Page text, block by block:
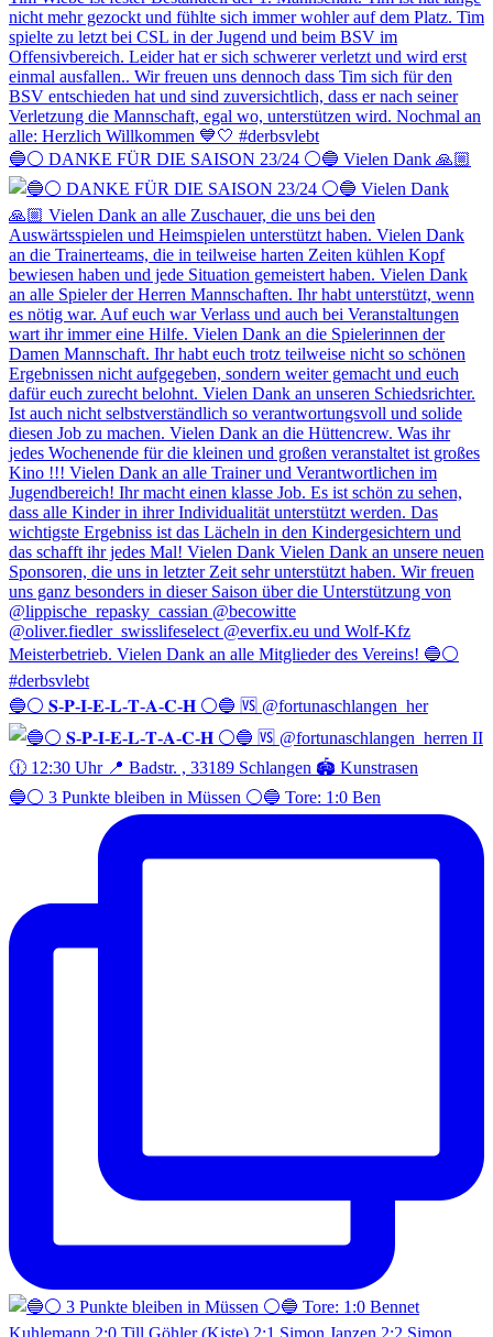
🔵⚪️ DANKE FÜR DIE SAISON 23/24 ⚪️🔵 Vielen Dank 🙏🏼
🔵⚪️ 𝐒-𝐏-𝐈-𝐄-𝐋-𝐓-𝐀-𝐂-𝐇 ⚪️🔵 🆚 @fortunaschlangen_her
🔵⚪️ 3 Punkte bleiben in Müssen ⚪️🔵 Tore: 1:0 Ben